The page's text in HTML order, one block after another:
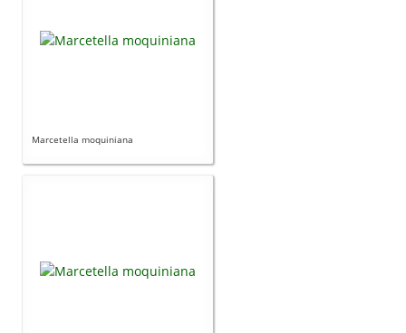
Marcetella moquiniana